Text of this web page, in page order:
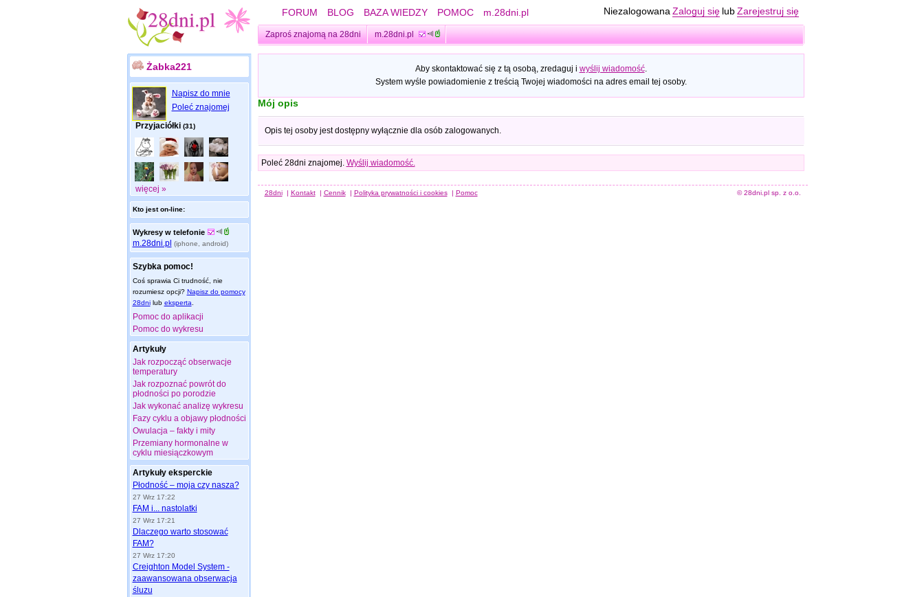
FORUM BLOG BAZA WIEDZY POMOC m.28dni.pl Niezalogowana Zaloguj się lub Zarejestruj się
Zaproś znajomą na 28dni m.28dni.pl
Żabka221
Napisz do mnie
Poleć znajomej
Przyjaciółki (31)
więcej »
Kto jest on-line:
Wykresy w telefonie
m.28dni.pl (iphone, android)
Szybka pomoc!
Coś sprawia Ci trudność, nie
rozumiesz opcji? Napisz do pomocy
28dnilub eksperta
Pomoc do aplikacji
Pomoc do wykresu
Artykuły
Jak rozpocząć obserwacje
temperatury
Jak rozpoznać powrót do
płodności po porodzie
Jak wykonać analizę wykresu
Fazy cyklu a objawy płodności
Owulacja – fakty i mity
Przemiany hormonalne w
cyklu miesiączkowym
Artykuły eksperckie
Płodność – moja czy nasza?
27 Wrz 17:22
FAM i... nastolatki
27 Wrz 17:21
Dlaczego warto stosować
FAM?
27 Wrz 17:20
Creighton Model System -
zaawansowana obserwacja
śluzu
Aby skontaktować się z tą osobą, zredaguj i wyślij wiadomość.
System wyśle powiadomienie z treścią Twojej wiadomości na adres email tej osoby.
Mój opis
Opis tej osoby jest dostępny wyłącznie dla osób zalogowanych.
Poleć 28dni znajomej. Wyślij wiadomość.
28dni | Kontakt | Cennik | Polityka prywatności i cookies | Pomoc © 28dni.pl sp. z o.o.